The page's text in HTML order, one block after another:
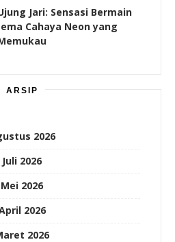
Jari: Sensasi Bermain
Cahaya Neon yang
ARSIP
2026
Juli 2026
Mei 2026
2026
2026